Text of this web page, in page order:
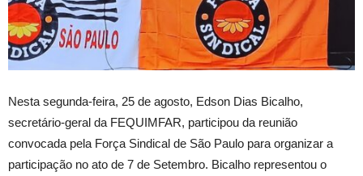
Nesta segunda-feira, 25 de agosto, Edson Dias Bicalho,
secretário-geral da FEQUIMFAR, participou da reunião
convocada pela Força Sindical de São Paulo para organizar a
participação no ato de 7 de Setembro. Bicalho representou o